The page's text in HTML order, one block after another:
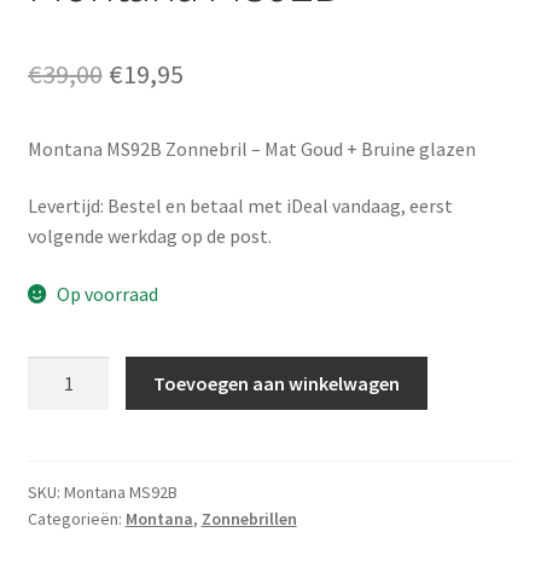
€39,00 Oorspronkelijke
was:
€39,00.
€19,95Huidige
is:
€19,95.
Montana MS92B Zonnebril – Mat Goud + Bruine glazen
Levertijd: Bestel en betaal met iDeal vandaag, eerst
volgende werkdag op de post.
Op voorraad
Toevoegen aan winkelwagen
SKU: Montana MS92B
Categorieën: Montana, Zonnebrillen